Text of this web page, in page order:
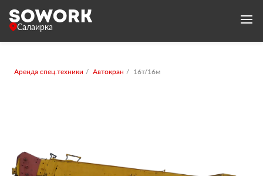
Салаирка
Аренда спец.техники Автокран 16т/16м